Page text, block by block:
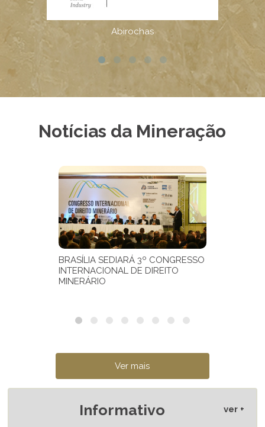
Notícias da Mineração
Informativo ver +